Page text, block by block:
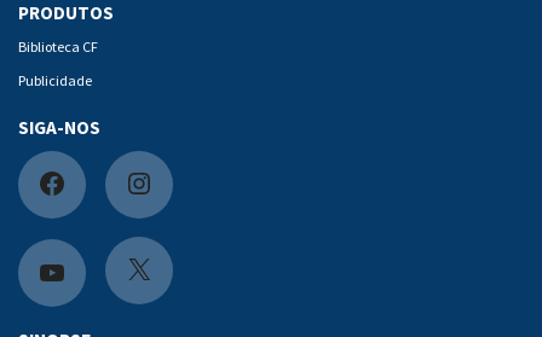
PRODUTOS
Biblioteca CF
Publicidade
SIGA-NOS
F
a
c
e
I
n
s
Y
X